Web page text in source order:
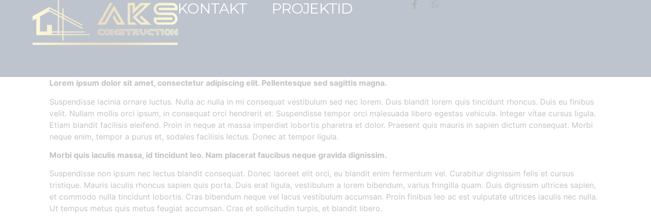
KONTAKT PROJEKTID
Lorem ipsum dolor sit amet, consectetur adipiscing elit. Pellentesque sed sagittis magna.
Suspendisse lacinia ornare luctus. Nulla ac nulla in mi consequat vestibulum sed nec lorem. Duis blandit lorem quis tincidunt rhoncus. Duis eu finibus
velit. Nullam mollis orci ipsum, in consequat orci hendrerit et. Suspendisse tempor orci malesuada libero egestas vehicula. Integer vitae cursus ligula.
Etiam blandit facilisis eleifend. Proin in neque at massa imperdiet lobortis pharetra et dolor. Praesent quis mauris in sapien dictum consequat. Morbi
neque enim, tempor a purus et, sodales facilisis lectus. Donec at tempor ligula.
Morbi quis iaculis massa, id tincidunt leo. Nam placerat faucibus neque gravida dignissim.
Suspendisse non ipsum nec lectus blandit consequat. Donec laoreet elit orci, eu blandit enim fermentum vel. Curabitur dignissim felis et cursus
tristique. Mauris iaculis rhoncus sapien quis porta. Duis erat ligula, vestibulum a lorem bibendum, varius fringilla quam. Duis dignissim ultrices sapien,
et commodo nulla tincidunt lobortis. Cras bibendum neque vel lacus vestibulum accumsan. Proin finibus leo ac est vulputate ultrices iaculis nec nulla.
Ut tempus metus quis metus feugiat accumsan. Cras et sollicitudin turpis, et blandit libero.